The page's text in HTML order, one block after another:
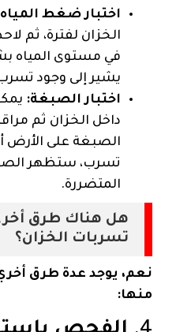
اختبار ضغط
الخزان لفترة، ثم
في مستوى المياه
يشير إلى وجود
اختبار الصبغة:
داخل الخزان ثم
الصبغة على الأرض
تسرب، ستظهر
المتضررة.
هل هناك طرق
تسربات الخزان؟
نعم، يوجد عدة طرق
منها: